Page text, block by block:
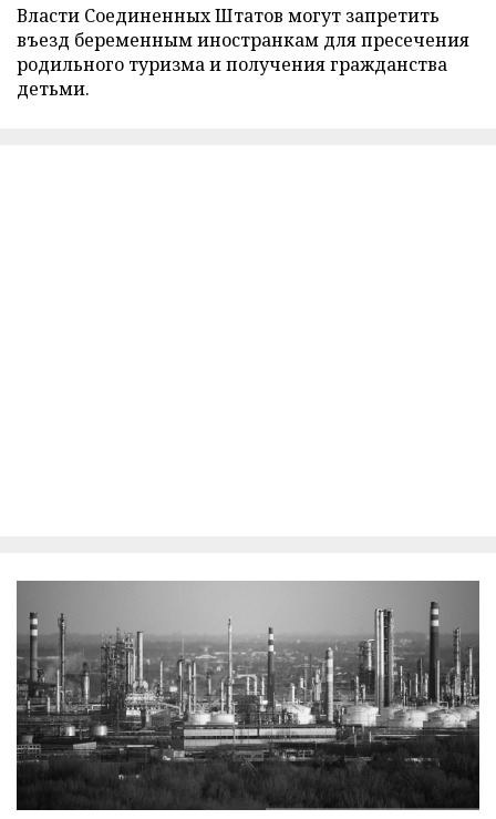
Власти Соединенных Штатов могут запретить
въезд беременным иностранкам для пресечения
родильного туризма и получения гражданства
детьми.